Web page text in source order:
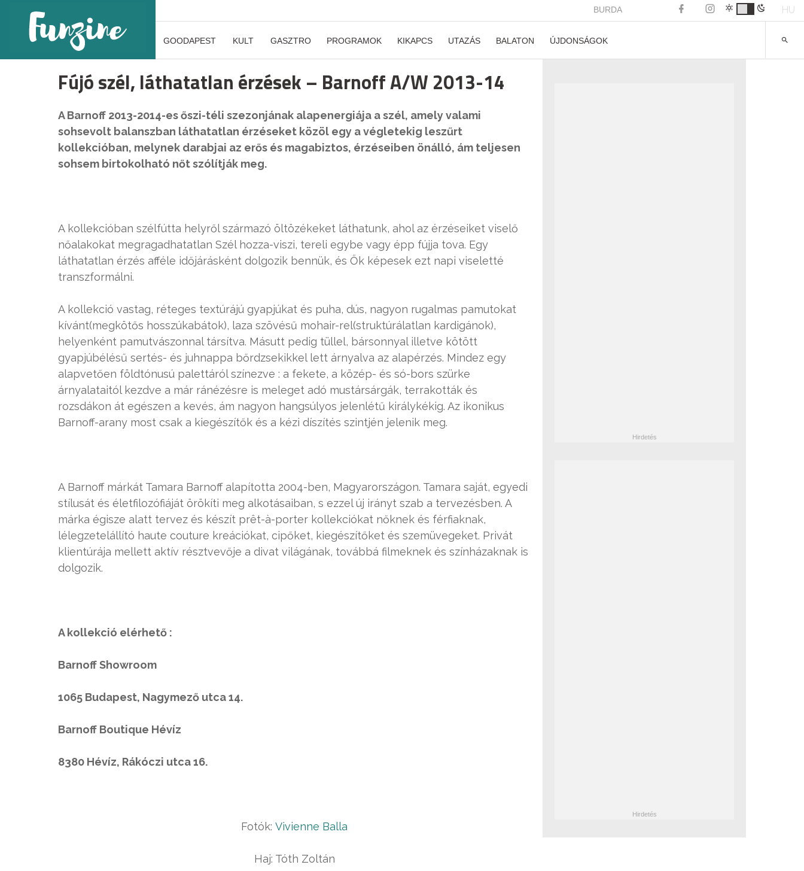
BURDA HU
GOODAPEST KULT GASZTRO PROGRAMOK KIKAPCS UTAZÁS BALATON ÚJDONSÁGOK
Fújó szél, láthatatlan érzések – Barnoff A/W 2013-14
A Barnoff 2013-2014-es őszi-téli szezonjának alapenergiája a szél, amely valami
sohsevolt balanszban láthatatlan érzéseket közöl egy a végletekig leszűrt
kollekcióban, melynek darabjai az erős és magabiztos, érzéseiben önálló, ám teljesen
sohsem birtokolható nőt szólítják meg.
A kollekcióban szélfútta helyről származó öltözékeket láthatunk, ahol az érzéseiket viselő
nőalakokat megragadhatatlan Szél hozza-viszi, tereli egybe vagy épp fújja tova. Egy
láthatatlan érzés afféle időjárásként dolgozik bennük, és Ők képesek ezt napi viseletté
transzformálni.
A kollekció vastag, réteges textúrájú gyapjúkat és puha, dús, nagyon rugalmas pamutokat
kívánt(megkötős hosszúkabátok), laza szövésű mohair-rel(struktúrálatlan kardigánok),
helyenként pamutvászonnal társítva. Másutt pedig tüllel, bársonnyal illetve kötött
gyapjúbélésű sertés- és juhnappa bőrdzsekikkel lett árnyalva az alapérzés. Mindez egy
alapvetően földtónusú palettáról színezve : a fekete, a közép- és só-bors szürke
árnyalataitól kezdve a már ránézésre is meleget adó mustársárgák, terrakották és
rozsdákon át egészen a kevés, ám nagyon hangsúlyos jelenlétű királykékig. Az ikonikus
Barnoff-arany most csak a kiegészítők és a kézi díszítés szintjén jelenik meg.
A Barnoff márkát Tamara Barnoff alapította 2004-ben, Magyarországon. Tamara saját, egyedi
stílusát és életfilozófiáját örökíti meg alkotásaiban, s ezzel új irányt szab a tervezésben. A
márka égisze alatt tervez és készít prêt-à-porter kollekciókat nőknek és férfiaknak,
lélegzetelállító haute couture kreációkat, cipőket, kiegészítőket és szemüvegeket. Privát
klientúrája mellett aktív résztvevője a divat világának, továbbá filmeknek és színházaknak is
dolgozik.
A kollekció elérhető :
Barnoff Showroom
1065 Budapest, Nagymező utca 14.
Barnoff Boutique Hévíz
8380 Hévíz, Rákóczi utca 16.
Fotók: Vivienne Balla
Haj: Tóth Zoltán